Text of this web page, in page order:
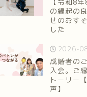
【令和8
の縁起の
せのおす
した
2026-
成婚者の
入会。ご
トーリー
声】